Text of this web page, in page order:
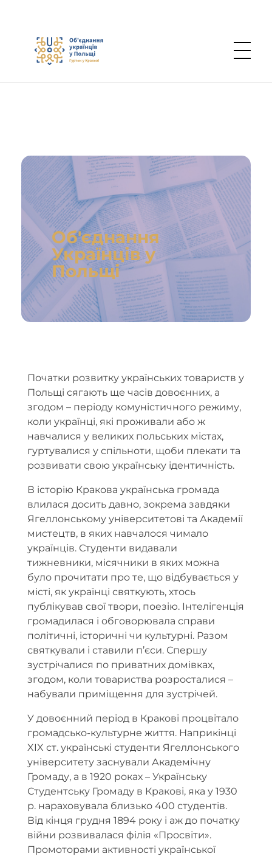
Об'єднання
Українців у
Польщі
Початки розвитку українських товариств у
Польщі сягають ще часів довоєнних, а
згодом – періоду комуністичного режиму,
коли українці, які проживали або ж
навчалися у великих польських містах,
гуртувалися у спільноти, щоби плекати та
розвивати свою українську ідентичність.
В історію Кракова українська громада
влилася досить давно, зокрема завдяки
Ягеллонському університетові та Академії
мистецтв, в яких навчалося чимало
українців. Студенти видавали
тижневники, місячники в яких можна
було прочитати про те, що відбувається у
місті, як українці святкують, хтось
публікував свої твори, поезію. Інтелігенція
громадилася і обговорювала справи
політичні, історичні чи культурні. Разом
святкували і ставили п’єси. Спершу
зустрічалися по приватних домівках,
згодом, коли товариства розросталися –
набували приміщення для зустрічей.
У довоєнний період в Кракові процвітало
громадсько-культурне життя. Наприкінці
XIX ст. українські студенти Ягеллонського
університету заснували Академічну
Громаду, а в 1920 роках – Українську
Студентську Громаду в Кракові, яка у 1930
р. нараховувала близько 400 студентів.
Від кінця грудня 1894 року і аж до початку
війни розвивалася філія «Просвіти».
Промоторами активності української